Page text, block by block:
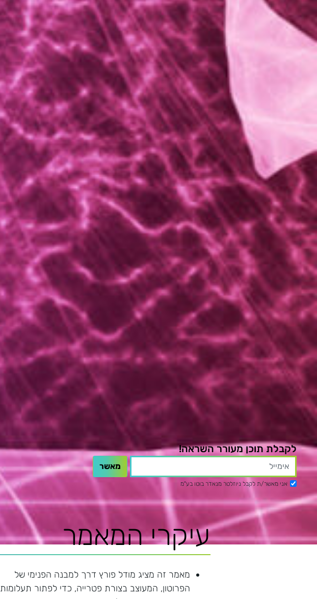
לקבלת תוכן מעורר השראה!
אני מאשר/ת לקבל ניוזלטר מנאדר בוטו בע"מ
עיקרי המאמר
מאמר זה מציג מודל פורץ דרך למבנה הפנימי של
הפרוטון, המעוצב בצורת פטרייה, כדי לפתור תעלומות